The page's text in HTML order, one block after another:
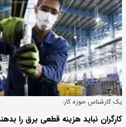
یک کارشناس حوزه کار:
کارگران نباید هزینه قطعی برق را